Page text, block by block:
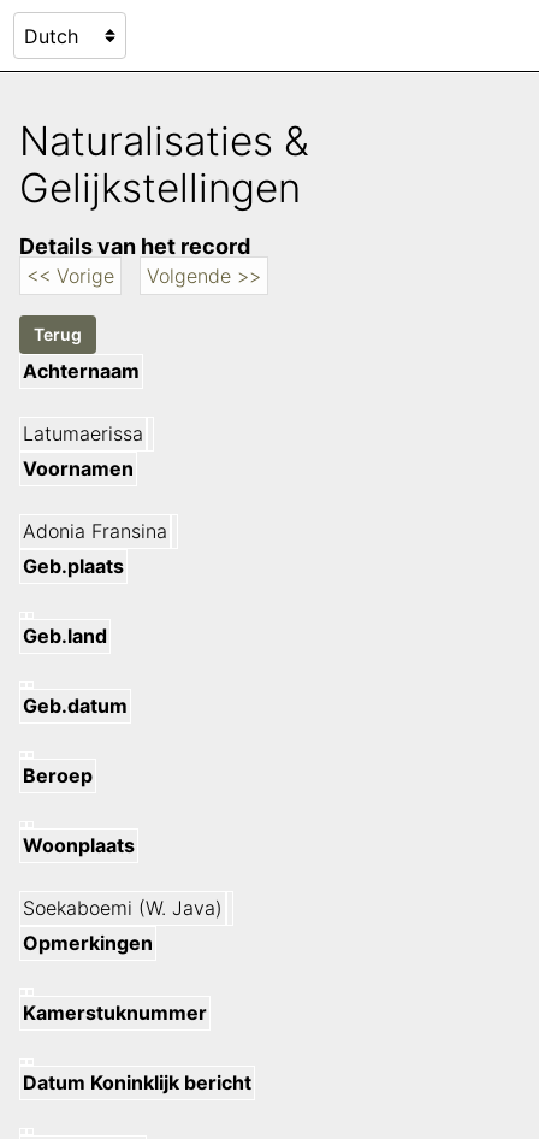
Naturalisaties &
Gelijkstellingen
Details van het record
<< Vorige Volgende >>
Achternaam
Latumaerissa
Voornamen
Adonia Fransina
Geb.plaats
Geb.land
Geb.datum
Beroep
Woonplaats
Soekaboemi (W. Java)
Opmerkingen
Kamerstuknummer
Datum Koninklijk bericht